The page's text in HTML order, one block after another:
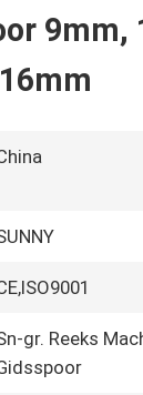
9mm,
16mm
gr. Reeks